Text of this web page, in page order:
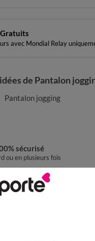
avec Mondial Relay
de Pantalon
Pantalon jogging
sécurisé
ou en plusieurs fois
consignes automatiques